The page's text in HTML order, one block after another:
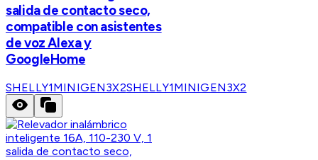
salida de contacto seco,
compatible con asistentes
de voz Alexa y
GoogleHome
SHELLY1MINIGEN3X2SHELLY1MINIGEN3X2